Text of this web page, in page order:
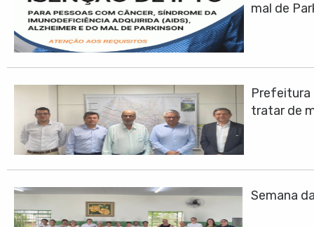
mal de
Prefeitura
tratar de
Semana